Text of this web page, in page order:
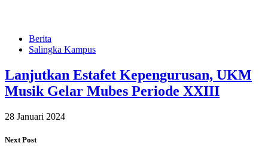
Berita
Salingka Kampus
Lanjutkan Estafet Kepengurusan, UKM
Musik Gelar Mubes Periode XXIII
28 Januari 2024
Next Post